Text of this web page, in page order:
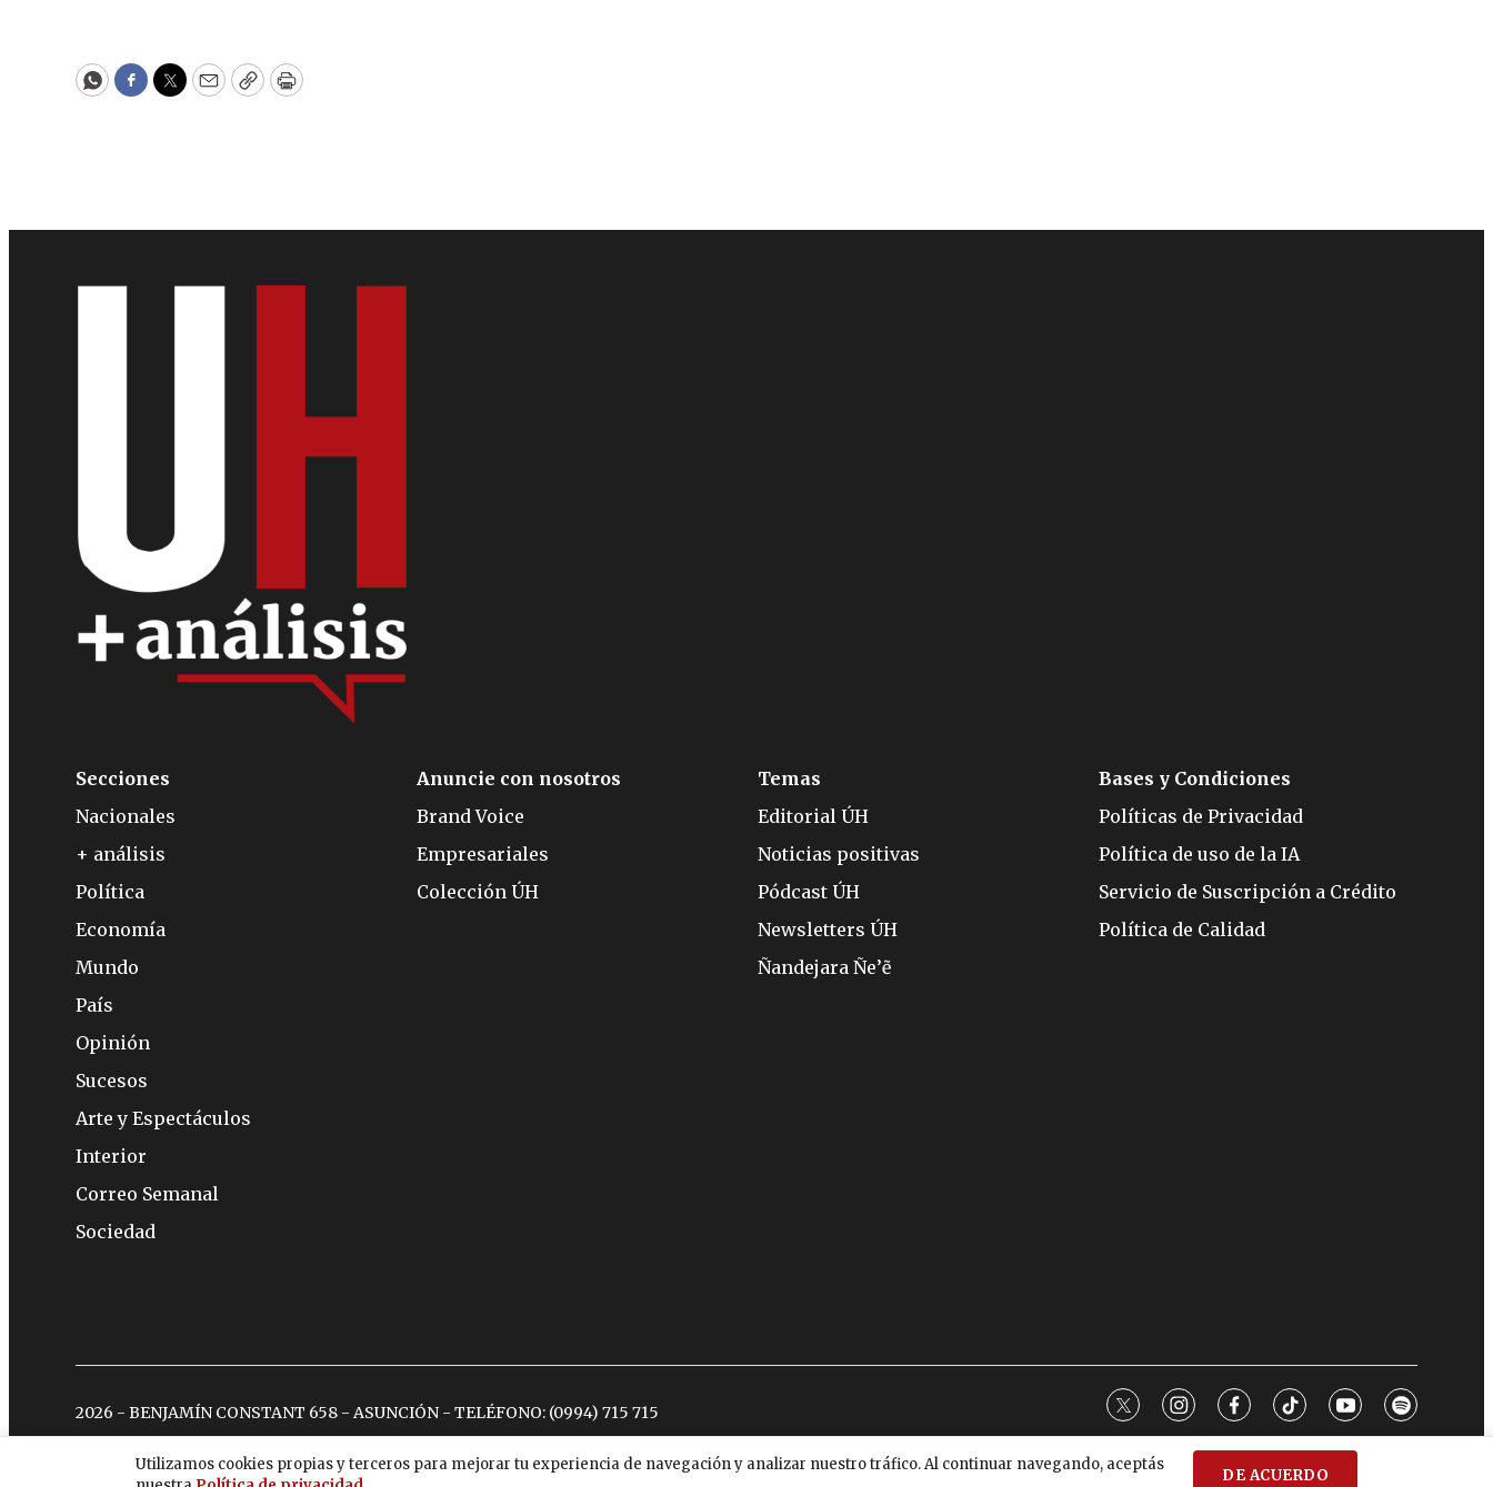
WhatsApp
Facebook
Twitter
EmailCopyPrint
Utilizamos cookies propias y terceros para mejorar tu experiencia de navegación y analizar nuestro tráfico. Al continuar navegando, aceptás
DE ACUERDO
Secciones
Nacionales
+ análisis
Política
Economía
Mundo
País
Opinión
Sucesos
Arte y Espectáculos
Interior
Correo Semanal
Sociedad
Anuncie con nosotros
Brand Voice
Empresariales
Colección ÚH
Temas
Editorial ÚH
Noticias positivas
Pódcast ÚH
Newsletters ÚH
Ñandejara Ñe’ẽ
Bases y Condiciones
Políticas de Privacidad
Política de uso de la IA
Servicio de Suscripción a Crédito
Política de Calidad
2026 - BENJAMÍN CONSTANT 658 - ASUNCIÓN - TELÉFONO: (0994) 715 715 twitterinstagram
facebooktiktokyoutubespotify